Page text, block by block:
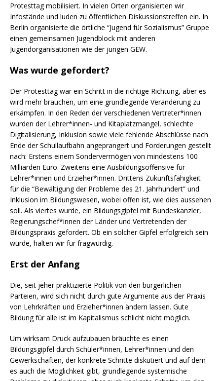
Protesttag mobilisiert. In vielen Orten organisierten wir
Infostände und luden zu öffentlichen Diskussionstreffen ein. In
Berlin organisierte die örtliche “Jugend für Sozialismus” Gruppe
einen gemeinsamen Jugendblock mit anderen
Jugendorganisationen wie der jungen GEW.
Was wurde gefordert?
Der Protesttag war ein Schritt in die richtige Richtung, aber es
wird mehr brauchen, um eine grundlegende Veränderung zu
erkämpfen. In den Reden der verschiedenen Vertreter*innen
wurden der Lehrer*innen- und Kitaplatzmangel, schlechte
Digitalisierung, Inklusion sowie viele fehlende Abschlüsse nach
Ende der Schullaufbahn angeprangert und Forderungen gestellt
nach: Erstens einem Sondervermögen von mindestens 100
Milliarden Euro. Zweitens eine Ausbildungsoffensive für
Lehrer*innen und Erzieher*innen. Drittens Zukunftsfähigkeit
für die “Bewältigung der Probleme des 21. Jahrhundert” und
Inklusion im Bildungswesen, wobei offen ist, wie dies aussehen
soll. Als viertes wurde, ein Bildungsgipfel mit Bundeskanzler,
Regierungschef*innen der Länder und Vertretenden der
Bildungspraxis gefordert. Ob ein solcher Gipfel erfolgreich sein
würde, halten wir für fragwürdig.
Erst der Anfang
Die, seit jeher praktizierte Politik von den bürgerlichen
Parteien, wird sich nicht durch gute Argumente aus der Praxis
von Lehrkräften und Erzieher*innen ändern lassen. Gute
Bildung für alle ist im Kapitalismus schlicht nicht möglich.
Um wirksam Druck aufzubauen bräuchte es einen
Bildungsgipfel durch Schüler*innen, Lehrer*innen und den
Gewerkschaften, der konkrete Schritte diskutiert und auf dem
es auch die Möglichkeit gibt, grundlegende systemische